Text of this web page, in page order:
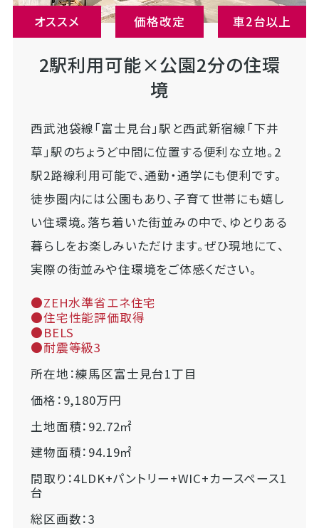
オススメ 価格改定 車2台以上
2駅利用可能×公園2分の住環
境
西武池袋線「富士見台」駅と西武新宿線「下井
草」駅のちょうど中間に位置する便利な立地。2
駅2路線利用可能で、通勤・通学にも便利です。
徒歩圏内には公園もあり、子育て世帯にも嬉し
い住環境。落ち着いた街並みの中で、ゆとりある
暮らしをお楽しみいただけます。ぜひ現地にて、
実際の街並みや住環境をご体感ください。
●ZEH水準省エネ住宅
●住宅性能評価取得
●BELS
●耐震等級3
所在地：練馬区富士見台1丁目
価格：9,180万円
土地面積：92.72㎡
建物面積：94.19㎡
間取り：4LDK+パントリー+WIC+カースペース1
台
総区画数：3